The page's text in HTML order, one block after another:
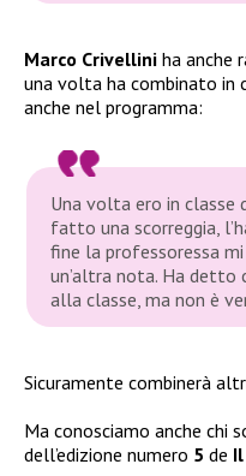
Marco Crivellini ha anche
una volta ha combinato in
anche nel programma:
Una volta ero in classe
fatto una scorreggia,
fine la professoressa
un’altra nota. Ha detto
alla classe, ma non è
Sicuramente combinerà
Ma conosciamo anche
dell’edizione numero 5 de